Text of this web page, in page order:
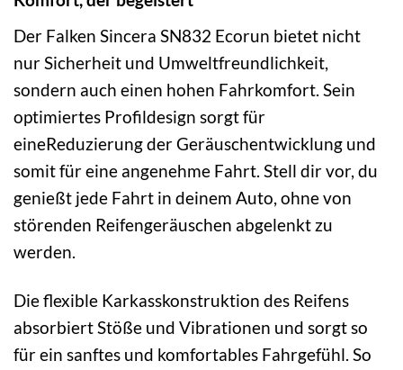
Der Falken Sincera SN832 Ecorun bietet nicht
nur Sicherheit und Umweltfreundlichkeit,
sondern auch einen hohen Fahrkomfort. Sein
optimiertes Profildesign sorgt für
eineReduzierung der Geräuschentwicklung und
somit für eine angenehme Fahrt. Stell dir vor, du
genießt jede Fahrt in deinem Auto, ohne von
störenden Reifengeräuschen abgelenkt zu
werden.
Die flexible Karkasskonstruktion des Reifens
absorbiert Stöße und Vibrationen und sorgt so
für ein sanftes und komfortables Fahrgefühl. So